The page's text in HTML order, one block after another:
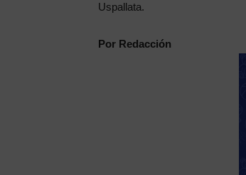
Uspallata.
Por Redacción